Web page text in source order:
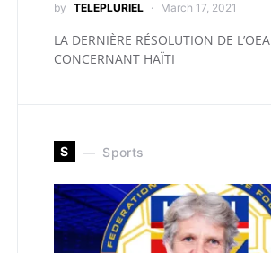
by TELEPLURIEL March 17, 2021
LA DERNIÈRE RÉSOLUTION DE L’OEA
CONCERNANT HAÏTI
S Sports